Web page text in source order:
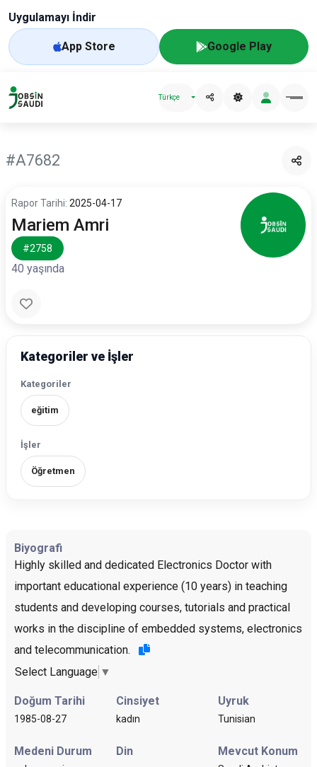
Uygulamayı İndir
App Store Google Play
Türkçe
#A7682
Rapor Tarihi: 2025-04-17
Mariem Amri
#2758
40 yaşında
Kategoriler ve İşler
Kategoriler
eğitim
İşler
Öğretmen
Biyografi
Highly skilled and dedicated Electronics Doctor with
important educational experience (10 years) in teaching
students and developing courses, tutorials and practical
works in the discipline of embedded systems, electronics
and telecommunication.
Select Language ▼
Doğum Tarihi
1985-08-27
Cinsiyet
kadın
Uyruk
Tunisian
Medeni Durum Din Mevcut Konum